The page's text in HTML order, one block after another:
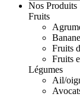
Nos Produits
Fruits
Banane
Fruits
Fruits
Légumes
Ail/